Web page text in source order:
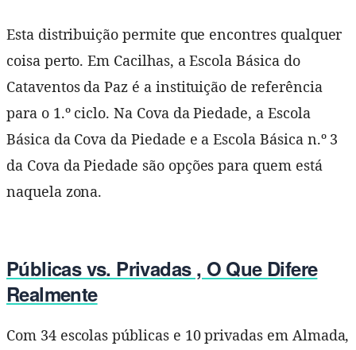
Esta distribuição permite que encontres qualquer
coisa perto. Em Cacilhas, a Escola Básica do
Cataventos da Paz é a instituição de referência
para o 1.º ciclo. Na Cova da Piedade, a Escola
Básica da Cova da Piedade e a Escola Básica n.º 3
da Cova da Piedade são opções para quem está
naquela zona.
Públicas vs. Privadas , O Que Difere
Realmente
Com 34 escolas públicas e 10 privadas em Almada,